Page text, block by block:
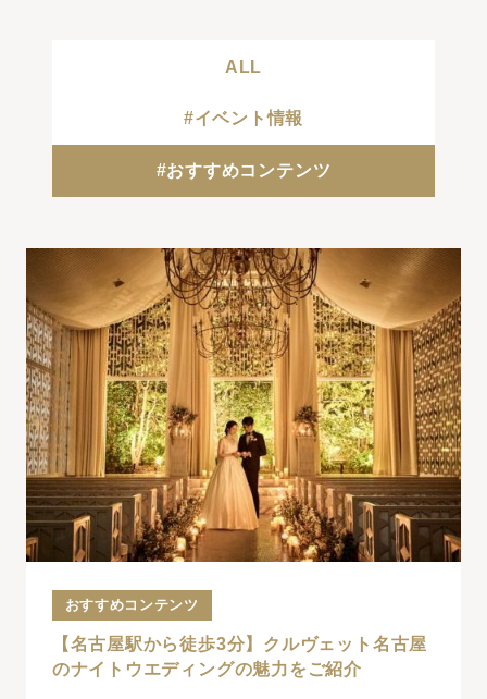
結婚式までの流れ
キャンペーン・特典
スタッフの想い
トピックス
よくあるご質問
ご列席者様へ
アクセス
レストラン クルヴェットダイニング
ブログ
ALL
#イベント情報
#おすすめコンテンツ
おすすめコンテンツ
【名古屋駅から徒歩3分】クルヴェット名古屋
のナイトウエディングの魅力をご紹介